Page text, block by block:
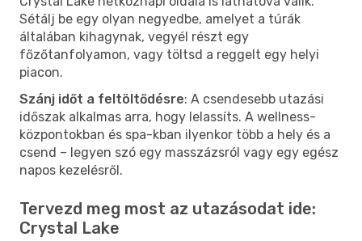
Sétálj be egy olyan negyedbe, amelyet a túrák
általában kihagynak, vegyél részt egy
főzőtanfolyamon, vagy töltsd a reggelt egy helyi
piacon.
Szánj időt a feltöltődésre: A csendesebb utazási
időszak alkalmas arra, hogy lelassíts. A wellness-
központokban és spa-kban ilyenkor több a hely és a
csend – legyen szó egy masszázsról vagy egy egész
napos kezelésről.
Tervezd meg most az utazásodat ide:
Crystal Lake